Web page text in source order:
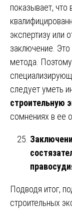
показывает, что
экспертизу или
заключение.
метода.
следует уметь
строительную
сомнениях в ее
Подводя итог,
строительных